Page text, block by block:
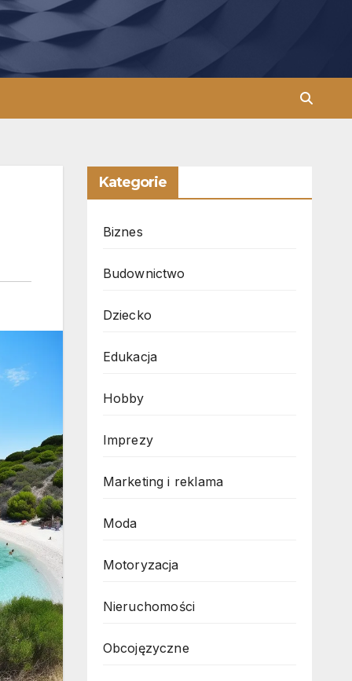
Kategorie
Biznes
Budownictwo
Dziecko
Edukacja
Hobby
Imprezy
Marketing i reklama
Moda
Motoryzacja
Nieruchomości
Obcojęzyczne